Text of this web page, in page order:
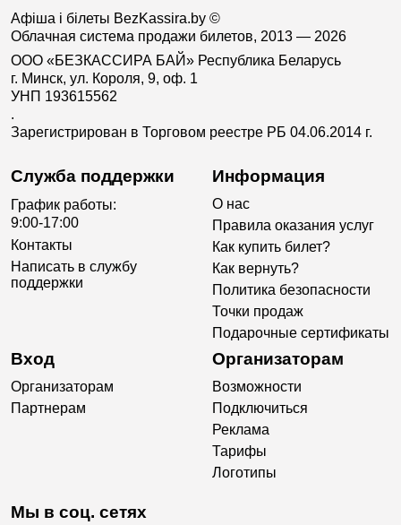
Афіша і білеты BezKassira.by ©
Облачная система продажи билетов, 2013 — 2026
ООО «БЕЗКАССИРА БАЙ» Республика Беларусь
г. Минск, ул. Короля, 9, оф. 1
УНП 193615562
.
Зарегистрирован в Торговом реестре РБ 04.06.2014 г.
Служба поддержки
График работы:
9:00-17:00
Контакты
Написать в службу
поддержки
Информация
О нас
Правила оказания услуг
Как купить билет?
Как вернуть?
Политика безопасности
Точки продаж
Подарочные сертификаты
Вход
Организаторам
Партнерам
Организаторам
Возможности
Подключиться
Реклама
Тарифы
Логотипы
Мы в соц. сетях